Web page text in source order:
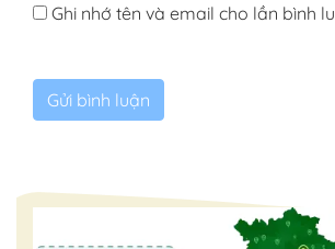
Ghi nhớ tên và email cho lần bình